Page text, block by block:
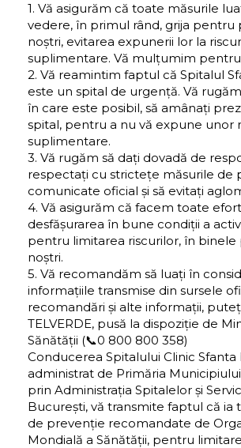
1. Vă asigurăm că toate măsurile
vedere, în primul rând, grija pentru
noștri, evitarea expunerii lor la
suplimentare. Vă mulțumim
2. Vă reamintim faptul că Spitalul
este un spital de urgență. Vă
în care este posibil, să amânați
spital, pentru a nu vă expune unor
suplimentare.
3. Vă rugăm să dați dovadă de
respectați cu strictețe măsurile de
comunicate oficial și să evitați
4. Vă asigurăm că facem toate
desfășurarea în bune condiții a
pentru limitarea riscurilor, în
noștri.
5. Vă recomandăm să luați în
informațiile transmise din sursele
recomandări și alte informații,
TELVERDE, pusă la dispoziție de
Sănătății (📞0 800 800 358)
Conducerea Spitalului Clinic Sfanta
administrat de Primăria
prin Administrația Spitalelor și
București, vă transmite faptul că ia
de prevenție recomandate de
Mondială a Sănătății, pentru